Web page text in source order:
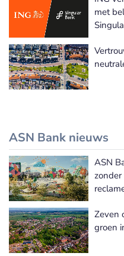
met
ASN Bank nieuws
ASN
Zeven
groen